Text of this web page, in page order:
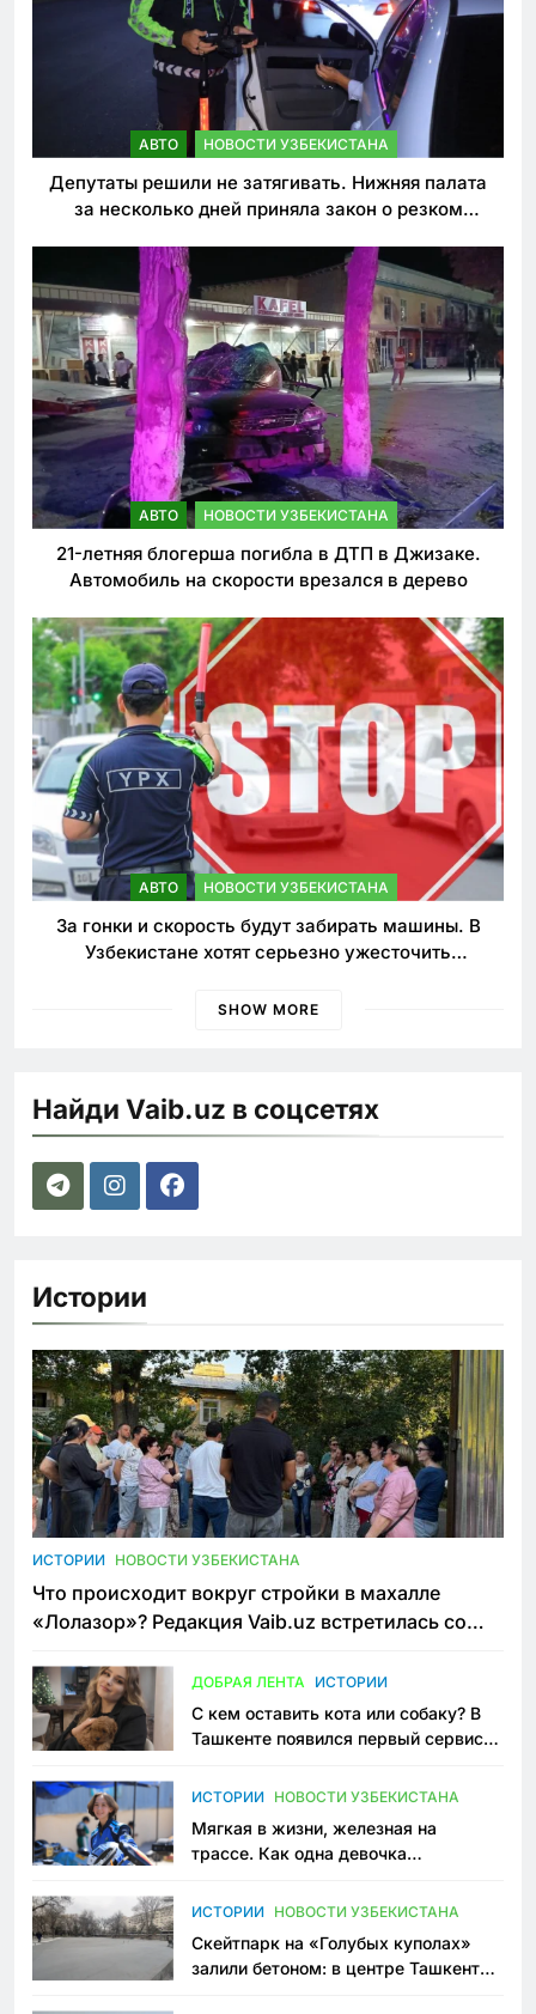
АВТО НОВОСТИ УЗБЕКИСТАНА
Депутаты решили не затягивать. Нижняя палата
за несколько дней приняла закон о резком
АВТО НОВОСТИ УЗБЕКИСТАНА
21-летняя блогерша погибла в ДТП в Джизаке.
Автомобиль на скорости врезался в дерево
АВТО НОВОСТИ УЗБЕКИСТАНА
За гонки и скорость будут забирать машины. В
Узбекистане хотят серьезно ужесточить
SHOW MORE
Найди Vaib.uz в соцсетях
Истории
ИСТОРИИ НОВОСТИ УЗБЕКИСТАНА
Что происходит вокруг стройки в махалле
«Лолазор»? Редакция Vaib.uz встретилась со
ДОБРАЯ ЛЕНТА ИСТОРИИ
С кем оставить кота или собаку? В
Ташкенте появился первый сервис
ИСТОРИИ НОВОСТИ УЗБЕКИСТАНА
Мягкая в жизни, железная на
трассе. Как одна девочка
Узбекистане
ИСТОРИИ НОВОСТИ УЗБЕКИСТАНА
Скейтпарк на «Голубых куполах»
залили бетоном: в центре Ташкента